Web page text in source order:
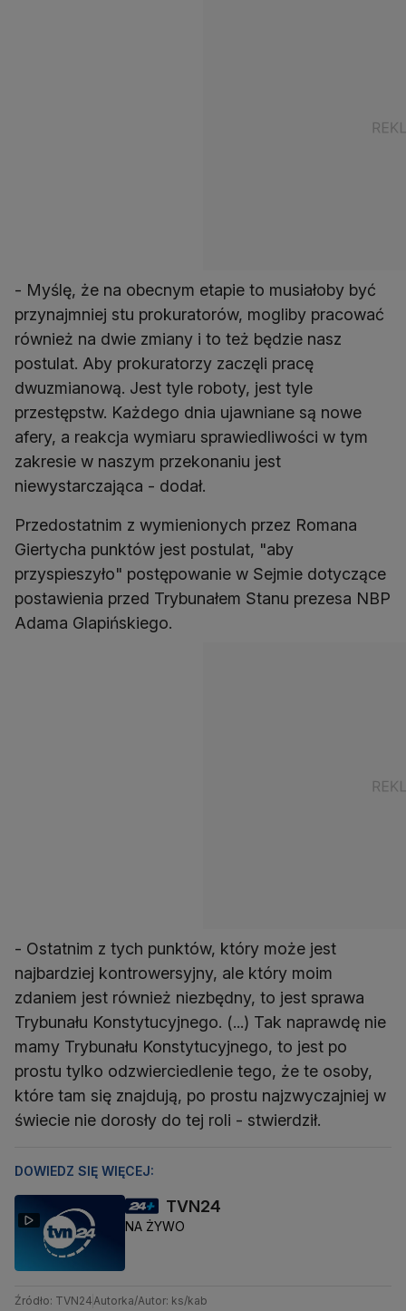
- Myślę, że na obecnym etapie to musiałoby być
przynajmniej stu prokuratorów, mogliby pracować
również na dwie zmiany i to też będzie nasz
postulat. Aby prokuratorzy zaczęli pracę
dwuzmianową. Jest tyle roboty, jest tyle
przestępstw. Każdego dnia ujawniane są nowe
afery, a reakcja wymiaru sprawiedliwości w tym
zakresie w naszym przekonaniu jest
niewystarczająca - dodał.
Przedostatnim z wymienionych przez Romana
Giertycha punktów jest postulat, "aby
przyspieszyło" postępowanie w Sejmie dotyczące
postawienia przed Trybunałem Stanu prezesa NBP
Adama Glapińskiego.
- Ostatnim z tych punktów, który może jest
najbardziej kontrowersyjny, ale który moim
zdaniem jest również niezbędny, to jest sprawa
Trybunału Konstytucyjnego. (...) Tak naprawdę nie
mamy Trybunału Konstytucyjnego, to jest po
prostu tylko odzwierciedlenie tego, że te osoby,
które tam się znajdują, po prostu najzwyczajniej w
świecie nie dorosły do tej roli - stwierdził.
DOWIEDZ SIĘ WIĘCEJ:
TVN24
NA ŻYWO
Źródło: TVN24Autorka/Autor: ks/kab